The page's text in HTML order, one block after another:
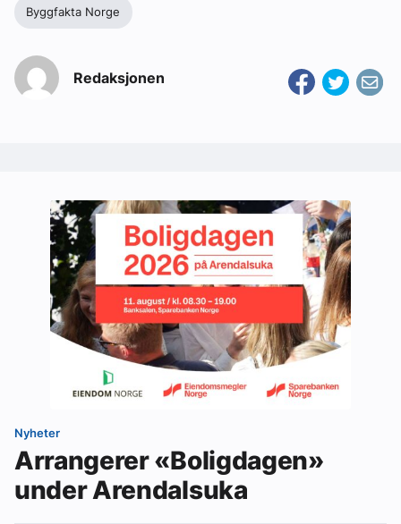
Byggfakta Norge
Redaksjonen
Nyheter
Arrangerer «Boligdagen»
under Arendalsuka